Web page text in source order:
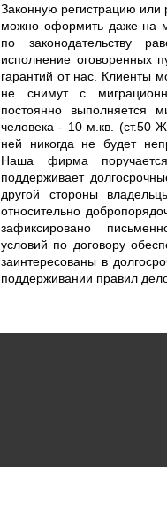
Законную регистрацию или
можно оформить даже на
по законодательству
исполнение оговоренных
гарантий от нас. Клиенты
не снимут с
постоянно выполняется
человека - 10 м.кв. (ст.50
ней никогда не будет
Наша фирма
поддерживает
другой стороны
относительно
зафиксировано
условий по договору
заинтересованы в
поддерживании правил